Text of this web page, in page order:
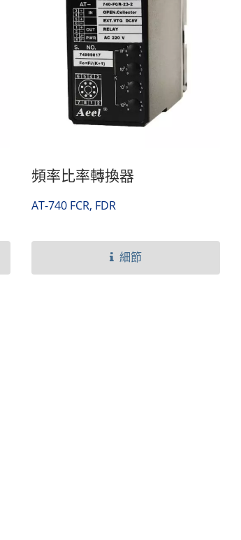
頻率比率轉換器
AT-740 FCR, FDR
細節